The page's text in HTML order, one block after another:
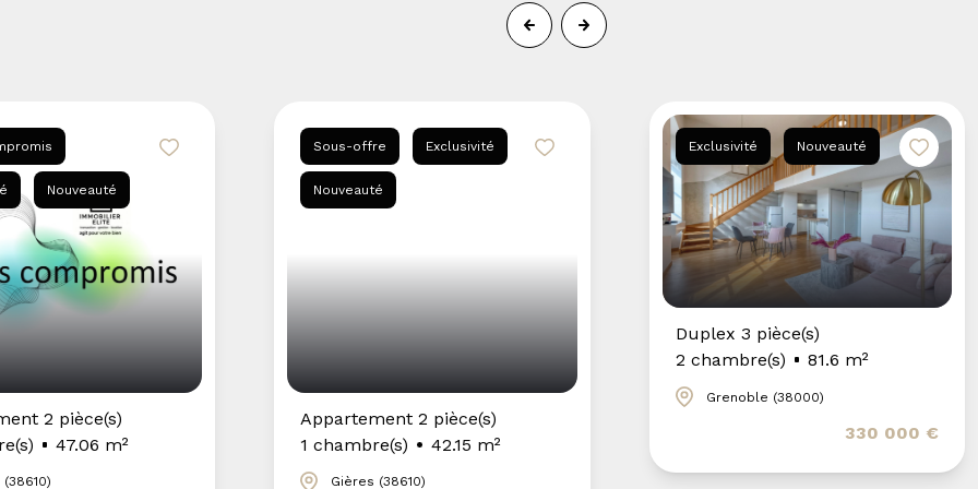
aux locataires
d'une
local et de
unique. Nous
vous aider à
Nouveauté
2 pièce(s)
47.06 m²
Sous-offre Exclusivité
Nouveauté
Appartement 2 pièce(s)
1 chambre(s)
42.15 m²
Gières (38610)
Exclusivité Nouveauté
Duplex 3 pièce(s)
2 chambre(s)
81.6 m²
Grenoble (38000)
330 000 €